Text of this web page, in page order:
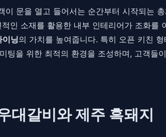
문을 열고 들어서는 순간부터 시작되는
인 소재를 활용한 내부 인테리어가 조화
이닝의 가치를 높여줍니다. 특히 오픈 키친
팅을 위한 최적의 환경을 조성하며, 고객들
대갈비와 제주 흑돼지